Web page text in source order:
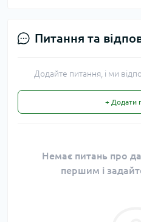
Питання та
Додайте питання, і ми
+ Додати
Немає питань про
першим і